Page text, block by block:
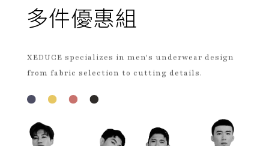
多件優惠組
XEDUCE specializes in men's underwear design
from fabric selection to cutting details.